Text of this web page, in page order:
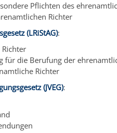
Pflichten des
Richter
(LRiStAG):
für die Berufung der
Richter
(JVEG):